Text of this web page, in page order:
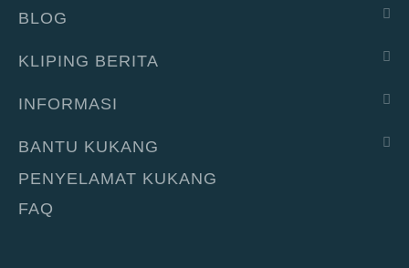
BLOG
KLIPING BERITA
INFORMASI
BANTU KUKANG
PENYELAMAT KUKANG
FAQ